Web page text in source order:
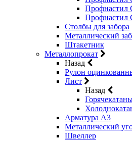
Профнастил
Профнастил
Столбы для забора
Металлический
Штакетник
Металлопрокат
Назад
Рулон
Лист
Назад
Арматура А3
Металлический
Швеллер